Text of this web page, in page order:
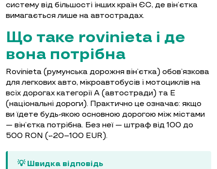
систему від більшості інших країн ЄС, де він’єтка
вимагається лише на автострадах.
Що таке rovinieta і де
вона потрібна
Rovinieta (румунська дорожня він’єтка) обов’язкова
для легкових авто, мікроавтобусів і мотоциклів на
всіх дорогах категорії A (автостради) та E
(національні дороги). Практично це означає: якщо
ви їдете будь-якою основною дорогою між містами
— він’єтка потрібна. Без неї — штраф від 100 до
500 RON (~20–100 EUR).
💡 Швидка відповідь